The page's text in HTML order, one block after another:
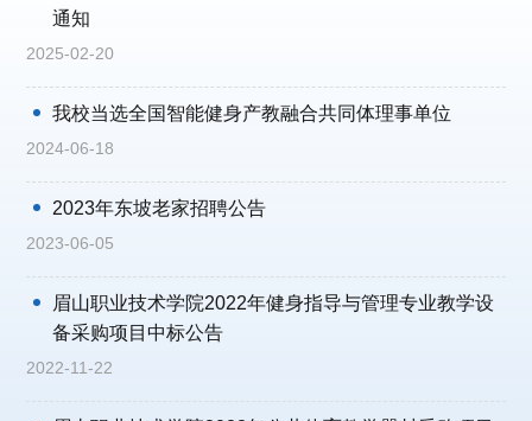
通知
2025-02-20
我校当选全国智能健身产教融合共同体理事单位
2024-06-18
2023年东坡老家招聘公告
2023-06-05
眉山职业技术学院2022年健身指导与管理专业教学设
备采购项目中标公告
2022-11-22